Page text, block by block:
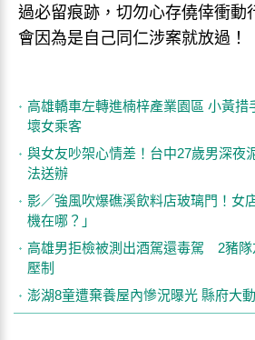
過必留痕跡，切勿心存僥倖衝動
會因為是自己同仁涉案就放過！
高雄轎車左轉進楠梓產業園區 小黃措
壞女乘客
與女友吵架心情差！台中27歲男深夜
法送辦
影／強風吹爆礁溪飲料店玻璃門！女
機在哪？」
高雄男拒檢被測出酒駕還毒駕 2豬隊
壓制
澎湖8童遭棄養屋內慘況曝光 縣府大